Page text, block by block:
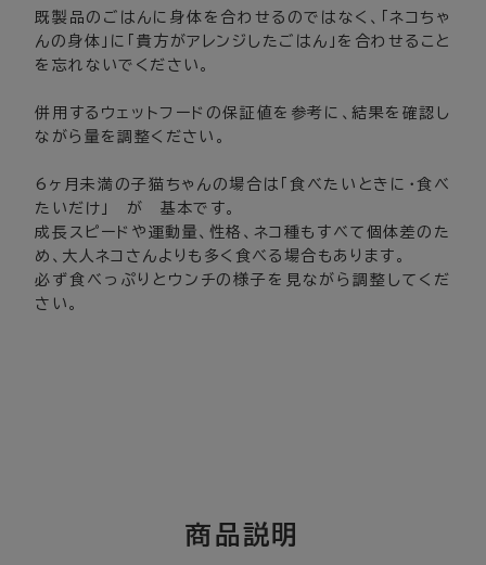
既製品のごはんに身体を合わせるのではなく、「ネコちゃ
んの身体」に「貴方がアレンジしたごはん」を合わせること
を忘れないでください。
併用するウェットフードの保証値を参考に、結果を確認し
ながら量を調整ください。
6ヶ月未満の子猫ちゃんの場合は「食べたいときに･食べ
たいだけ」 が 基本です。
成長スピードや運動量、性格、ネコ種もすべて個体差のた
め、大人ネコさんよりも多く食べる場合もあります。
必ず食べっぷりとウンチの様子を見ながら調整してくだ
さい。